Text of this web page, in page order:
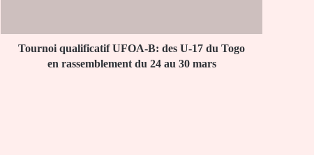
Togo
rassemblement
Tournoi qualificatif UFOA-B: des U-17 du Togo
en rassemblement du 24 au 30 mars